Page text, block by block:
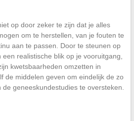
op door zeker te zijn dat je alles
om te herstellen, van je fouten te
aan te passen. Door te steunen op
realistische blik op je vooruitgang,
kwetsbaarheden omzetten in
de middelen geven om eindelijk de zo
geneeskundestudies te oversteken.